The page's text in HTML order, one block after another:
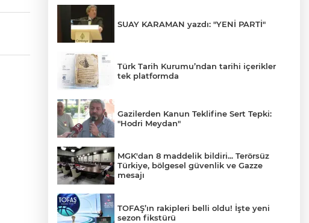
SUAY KARAMAN yazdı: "YENİ PARTİ"
Türk Tarih Kurumu’ndan tarihi içerikler
tek platformda
Gazilerden Kanun Teklifine Sert Tepki:
"Hodri Meydan"
MGK'dan 8 maddelik bildiri... Terörsüz
Türkiye, bölgesel güvenlik ve Gazze
mesajı
TOFAŞ’ın rakipleri belli oldu! İşte yeni
sezon fikstürü